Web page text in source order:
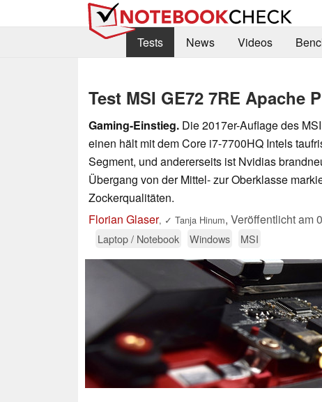
Tests
News Videos
Test MSI GE72 7RE Apache
Gaming-Einstieg. Die 2017er-Auflage des
einen hält mit dem Core i7-7700HQ Intels
Segment, und andererseits ist Nvidias
Übergang von der Mittel- zur Oberklasse
Zockerqualitäten.
Florian Glaser, ✓ Tanja Hinum, Veröffentlicht am
Laptop / Notebook
Windows MSI